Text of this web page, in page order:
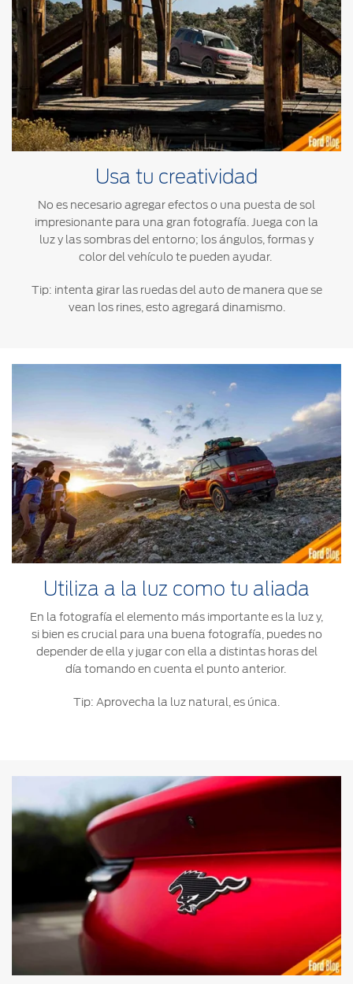
Usa tu creatividad
No es necesario agregar efectos o una puesta de sol
impresionante para una gran fotografía. Juega con la
luz y las sombras del entorno; los ángulos, formas y
color del vehículo te pueden ayudar.
Tip: intenta girar las ruedas del auto de manera que se
vean los rines, esto agregará dinamismo.
Utiliza a la luz como tu aliada
En la fotografía el elemento más importante es la luz y,
si bien es crucial para una buena fotografía, puedes no
depender de ella y jugar con ella a distintas horas del
día tomando en cuenta el punto anterior.
Tip: Aprovecha la luz natural, es única.